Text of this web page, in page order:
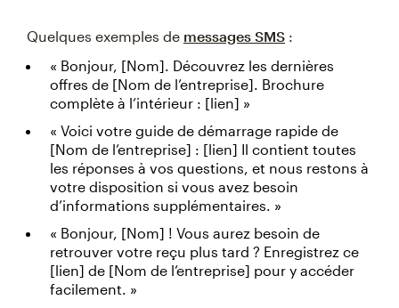
Quelques exemples de messages SMS :
« Bonjour, [Nom]. Découvrez les dernières
offres de [Nom de l’entreprise]. Brochure
complète à l’intérieur : [lien] »
« Voici votre guide de démarrage rapide de
[Nom de l’entreprise] : [lien] Il contient toutes
les réponses à vos questions, et nous restons à
votre disposition si vous avez besoin
d’informations supplémentaires. »
« Bonjour, [Nom] ! Vous aurez besoin de
retrouver votre reçu plus tard ? Enregistrez ce
[lien] de [Nom de l’entreprise] pour y accéder
facilement. »